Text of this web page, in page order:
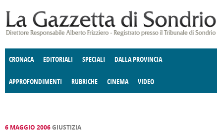
CRONACA EDITORIALI SPECIALI DALLA PROVINCIA
APPROFONDIMENTI
E SPETTACOLI POLITICA
RUBRICHE
DELLE IDEE FATTI DELLO SPIRITO
CINEMA VIDEO
6 MAGGIO 2006GIUSTIZIA